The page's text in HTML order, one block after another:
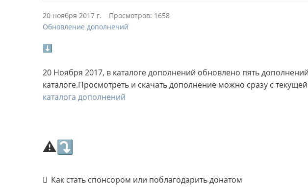
20 ноября 2017 г.
Просмотров: 1658
Обновление дополнений
⬇
20 Ноября 2017, в каталоге дополнений обновлено пять
каталоге.Просмотреть и скачать дополнение можно сразу с
каталога дополнений
⚠⤵
Как стать спонсором или поблагодарить донатом